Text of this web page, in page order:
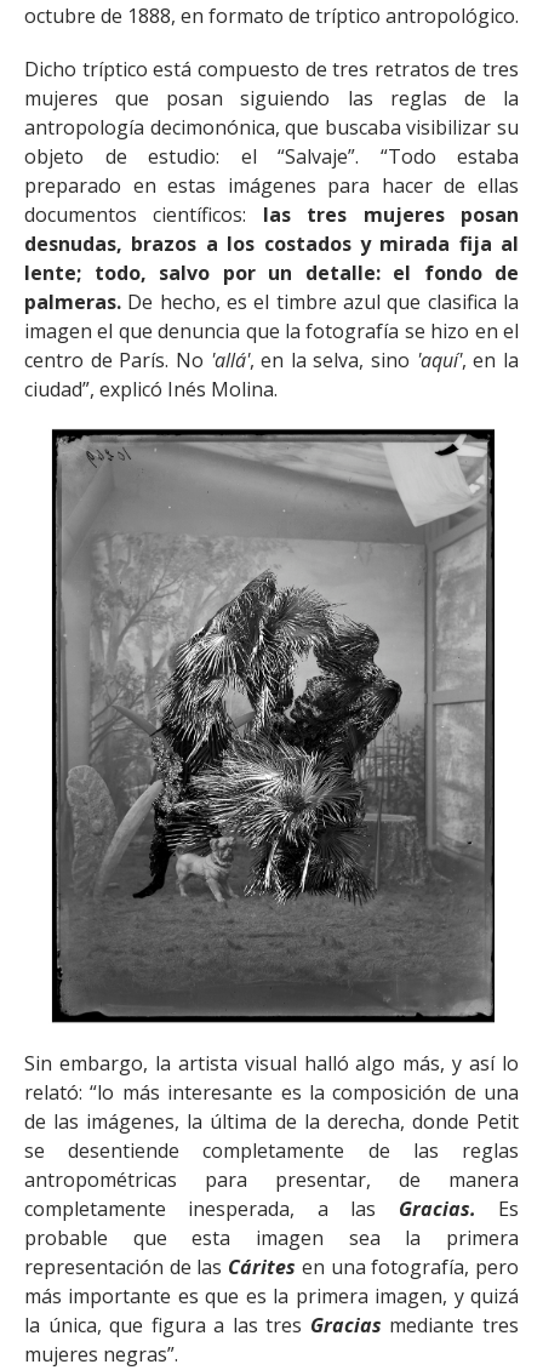
octubre de 1888, en formato de tríptico antropológico.
Dicho tríptico está compuesto de tres retratos de tres
mujeres que posan siguiendo las reglas de la
antropología decimonónica, que buscaba visibilizar su
objeto de estudio: el “Salvaje”. “Todo estaba
preparado en estas imágenes para hacer de ellas
documentos científicos: las tres mujeres posan
desnudas, brazos a los costados y mirada fija al
lente; todo, salvo por un detalle: el fondo de
palmeras. De hecho, es el timbre azul que clasifica la
imagen el que denuncia que la fotografía se hizo en el
centro de París. No 'allá', en la selva, sino 'aquí', en la
ciudad”, explicó Inés Molina.
Sin embargo, la artista visual halló algo más, y así lo
relató: “lo más interesante es la composición de una
de las imágenes, la última de la derecha, donde Petit
se desentiende completamente de las reglas
antropométricas para presentar, de manera
completamente inesperada, a las Gracias. Es
probable que esta imagen sea la primera
representación de las Cárites en una fotografía, pero
más importante es que es la primera imagen, y quizá
la única, que figura a las tres Gracias mediante tres
mujeres negras”.